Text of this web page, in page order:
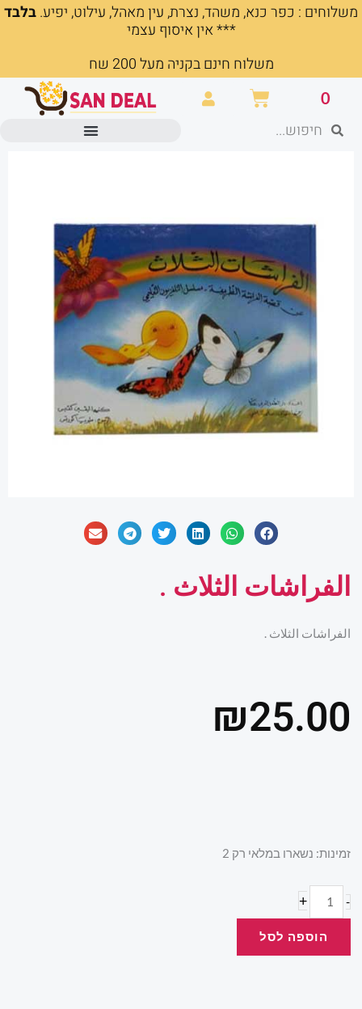
דילוג
משלוחים : כפר כנא, משהד, נצרת, עין מאהל, עילוט, יפיע.בלבד
*** אין איסוף עצמי
משלוח חינם בקניה מעל 200 שח
0 עגלת
קניות חיפושחיפוש
الفراشات الثلاث .
الفراشات الثلاث .
₪25.00
זמינות: נשארו במלאי רק 2
-
כמות
الفراشات
الثلاث
+
הוספה לסל